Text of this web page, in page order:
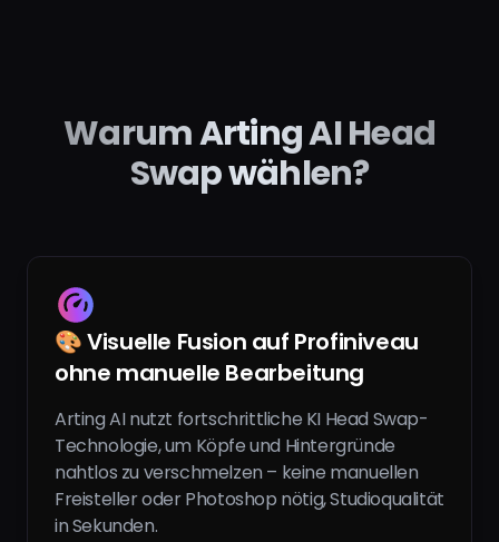
Warum Arting AI Head
Swap wählen?
🎨 Visuelle Fusion auf Profiniveau
ohne manuelle Bearbeitung
Arting AI nutzt fortschrittliche KI Head Swap-
Technologie, um Köpfe und Hintergründe
nahtlos zu verschmelzen – keine manuellen
Freisteller oder Photoshop nötig, Studioqualität
in Sekunden.